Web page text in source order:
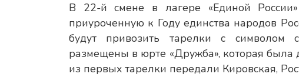
В 22-й смене в лагере «Единой
приуроченную к Году единства народов
будут привозить тарелки с символом
размещены в юрте «Дружба», которая была
из первых тарелки передали Кировская,